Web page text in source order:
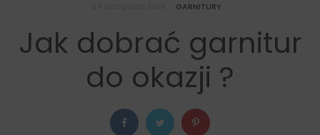
GARNITURY
Jak dobrać garnitur
do okazji ?